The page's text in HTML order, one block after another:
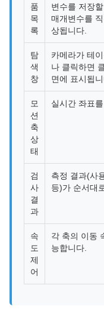
품
목
록
변수를 저장
매개변수를
상됩니다.
탐
색
창
카메라가 테
나 클릭하면
면에 표시됩니
모
션
축
상
태
실시간 좌표
검
사
결
과
측정 결과(사
등)가 순서대
속
도
제
어
각 축의 이동
능합니다.